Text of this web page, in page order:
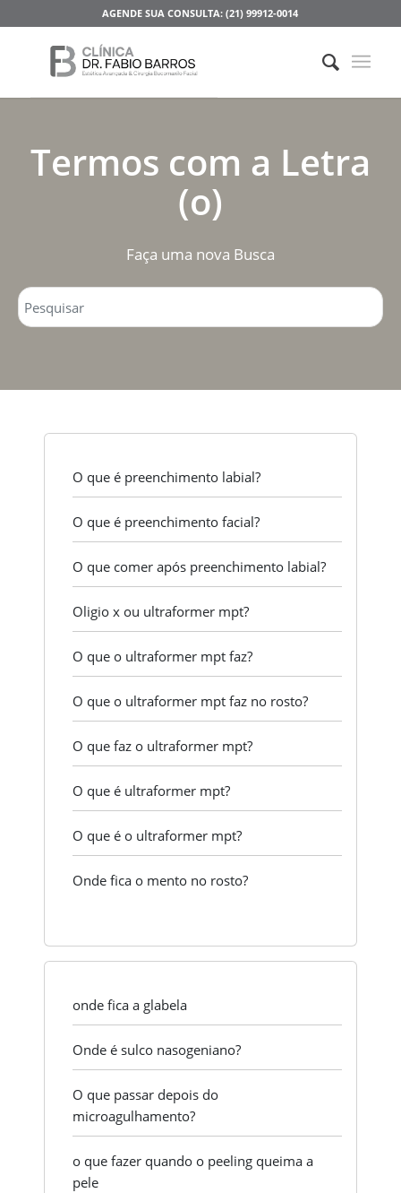
AGENDE SUA CONSULTA: (21) 99912-0014
Termos com a Letra
(o)
Faça uma nova Busca
O que é preenchimento labial?
O que é preenchimento facial?
O que comer após preenchimento labial?
Oligio x ou ultraformer mpt?
O que o ultraformer mpt faz?
O que o ultraformer mpt faz no rosto?
O que faz o ultraformer mpt?
O que é ultraformer mpt?
O que é o ultraformer mpt?
Onde fica o mento no rosto?
onde fica a glabela
Onde é sulco nasogeniano?
O que passar depois do
microagulhamento?
o que fazer quando o peeling queima a
pele